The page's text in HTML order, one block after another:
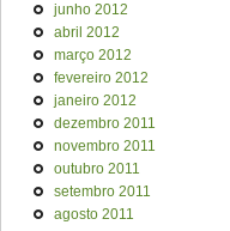
junho 2012
abril 2012
março 2012
fevereiro 2012
janeiro 2012
dezembro 2011
novembro 2011
outubro 2011
setembro 2011
agosto 2011